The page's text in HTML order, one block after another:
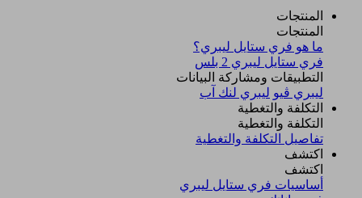
المنتجات
المنتجات
ما هو فري ستايل ليبري؟
فري ستايل ليبري 2 بلس​
التطبيقات ومشاركة البيانات
ليبري ڤيو ليبري لنك آب
التكلفة والتغطية
التكلفة والتغطية
تفاصيل التكلفة والتغطية
اكتشف​
اكتشف​
أساسيات فري ستايل ليبري